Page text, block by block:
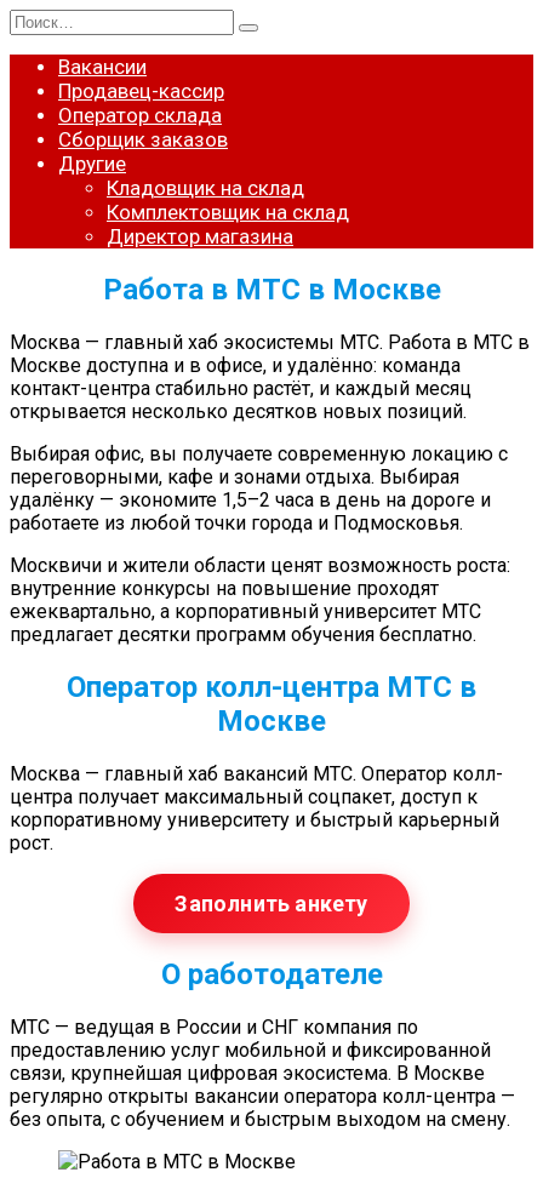
Перейти
к
содержанию
Search
for:
Вакансии
Продавец-кассир
Оператор склада
Сборщик заказов
Другие
Кладовщик на склад
Комплектовщик на склад
Директор магазина
Работа в МТС в Москве
Москва — главный хаб экосистемы МТС. Работа в МТС в
Москве доступна и в офисе, и удалённо: команда
контакт-центра стабильно растёт, и каждый месяц
открывается несколько десятков новых позиций.
Выбирая офис, вы получаете современную локацию с
переговорными, кафе и зонами отдыха. Выбирая
удалёнку — экономите 1,5–2 часа в день на дороге и
работаете из любой точки города и Подмосковья.
Москвичи и жители области ценят возможность роста:
внутренние конкурсы на повышение проходят
ежеквартально, а корпоративный университет МТС
предлагает десятки программ обучения бесплатно.
Оператор колл-центра МТС в
Москве
Москва — главный хаб вакансий МТС. Оператор колл-
центра получает максимальный соцпакет, доступ к
корпоративному университету и быстрый карьерный
рост.
Заполнить анкету
О работодателе
МТС — ведущая в России и СНГ компания по
предоставлению услуг мобильной и фиксированной
связи, крупнейшая цифровая экосистема. В Москве
регулярно открыты вакансии оператора колл-центра —
без опыта, с обучением и быстрым выходом на смену.